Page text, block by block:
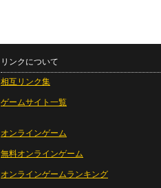
リンクについて
相互リンク集
ゲームサイト一覧
オンラインゲーム
無料オンラインゲーム
オンラインゲームランキング